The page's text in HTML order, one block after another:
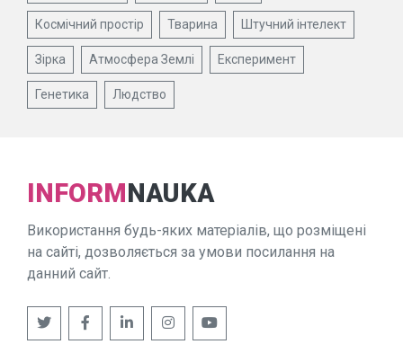
Космічний простір Тварина Штучний інтелект
Зірка Атмосфера Землі Експеримент
Генетика Людство
INFORMNAUKA
Використання будь-яких матеріалів, що розміщені
на сайті, дозволяється за умови посилання на
данний сайт.